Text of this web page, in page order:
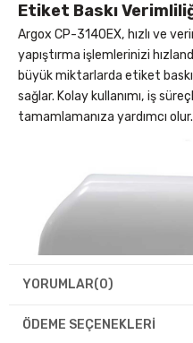
Etiket Baskı
Argox CP-3140EX, hızlı ve
yapıştırma işlemlerinizi
büyük miktarlarda etiket
sağlar. Kolay kullanımı, iş
tamamlamanıza yardımcı olur.
YORUMLAR(0)
ÖDEME SEÇENEKLERI